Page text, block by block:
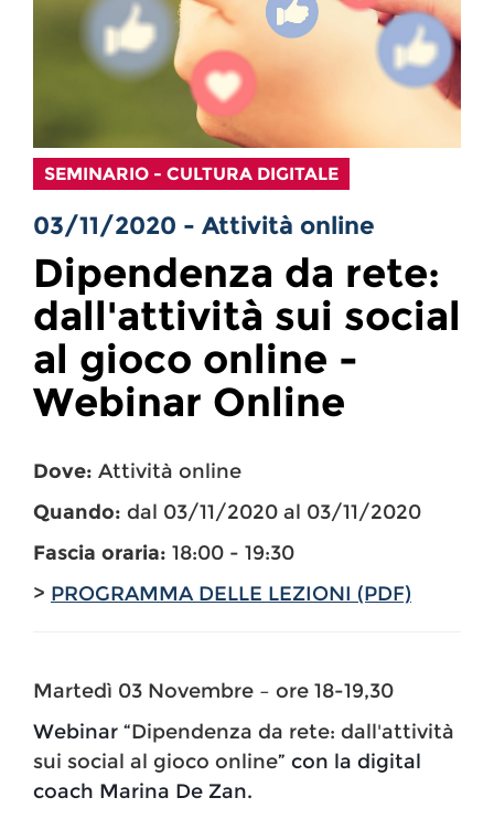
SEMINARIO - CULTURA DIGITALE
03/11/2020 - Attività online
Dipendenza da rete:
dall'attività sui social
al gioco online -
Webinar Online
Dove: Attività online
Quando: dal 03/11/2020 al 03/11/2020
Fascia oraria: 18:00 - 19:30
> PROGRAMMA DELLE LEZIONI (PDF)
Martedì 03 Novembre – ore 18-19,30
Webinar “Dipendenza da rete: dall'attività
sui social al gioco online” con la digital
coach Marina De Zan.